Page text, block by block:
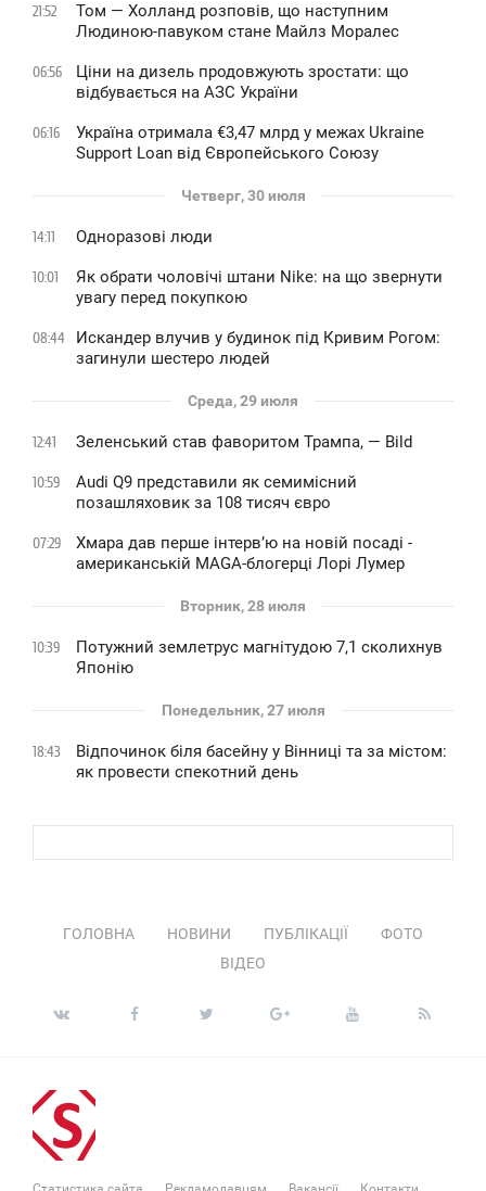
21:52
Том — Холланд розповів, що наступним
Людиною-павуком стане Майлз Моралес
06:56
Ціни на дизель продовжують зростати: що
відбувається на АЗС України
06:16
Україна отримала €3,47 млрд у межах Ukraine
Support Loan від Європейського Союзу
Четверг, 30 июля
14:11 Одноразові люди
10:01
Як обрати чоловічі штани Nike: на що звернути
увагу перед покупкою
08:44
Искандер влучив у будинок під Кривим Рогом:
загинули шестеро людей
Среда, 29 июля
12:41 Зеленський став фаворитом Трампа, — Bild
10:59
Audi Q9 представили як семимісний
позашляховик за 108 тисяч євро
07:29
Хмара дав перше інтервʼю на новій посаді -
американській MAGA-блогерці Лорі Лумер
Вторник, 28 июля
10:39
Потужний землетрус магнітудою 7,1 сколихнув
Японію
Понедельник, 27 июля
18:43
Відпочинок біля басейну у Вінниці та за містом:
як провести спекотний день
ГОЛОВНА НОВИНИ ПУБЛІКАЦІЇ
ФОТО
ВІДЕО